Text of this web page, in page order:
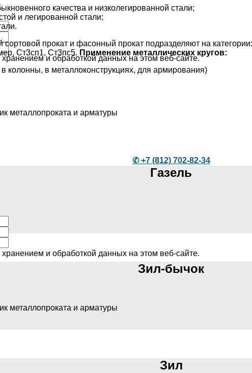
и обработкой данных на этом веб-сайте.
металлопроката и арматуры
✆ +7 (812) 702-82-34
и обработкой данных на этом веб-сайте.
металлопроката и арматуры
качества и низколегированной стали;
и легированной стали;
прокат и фасонный прокат подразделяют на
Ст3сп1, Ст3пс5. Применение металлических кругов:
колонны, в металлоконструкциях, для армирования)
Газель
Зил-бычок
Зил